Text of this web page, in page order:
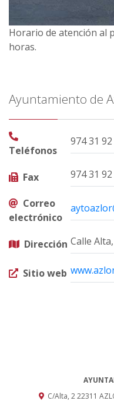
Horario de atención al
horas.
Ayuntamiento de
Teléfonos
974 31
Fax 974 31
Correo
electrónico
Dirección Calle
Sitio web
C/Alta, 222311